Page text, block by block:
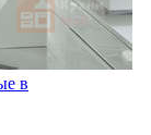
в